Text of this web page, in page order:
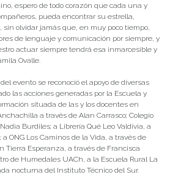
espero de todo corazón que cada una y
pueda encontrar su estrella,
olvidar jamás que, en muy poco tiempo,
de lenguaje y comunicación por siempre, y
actuar siempre tendrá esa inmarcesible y
Ovalle.
evento se reconoció el apoyo de diversas
las acciones generadas por la Escuela y
situada de las y los docentes en
a través de Alan Carrasco; Colegio
Burdiles; a Librería Qué Leo Valdivia, a
ONG Los Caminos de la Vida, a través de
Tierra Esperanza, a través de Francisca
de Humedales UACh, a la Escuela Rural La
nocturna del Instituto Técnico del Sur.